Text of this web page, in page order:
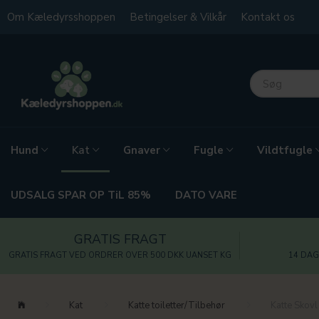
Om Kæledyrsshoppen Betingelser & Vilkår Kontakt os
Hund Kat Gnaver Fugle Vildtfugle
UDSALG SPAR OP TiL 85% DATO VARE
GRATIS FRAGT
GRATIS FRAGT VED ORDRER OVER 500 DKK UANSET KG 14
Kat Katte toiletter/Tilbehør